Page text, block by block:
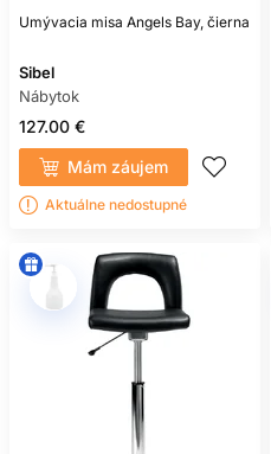
Umývacia misa Angels Bay, čierna
Sibel
Nábytok
127.00 €
Mám záujem
Aktuálne nedostupné